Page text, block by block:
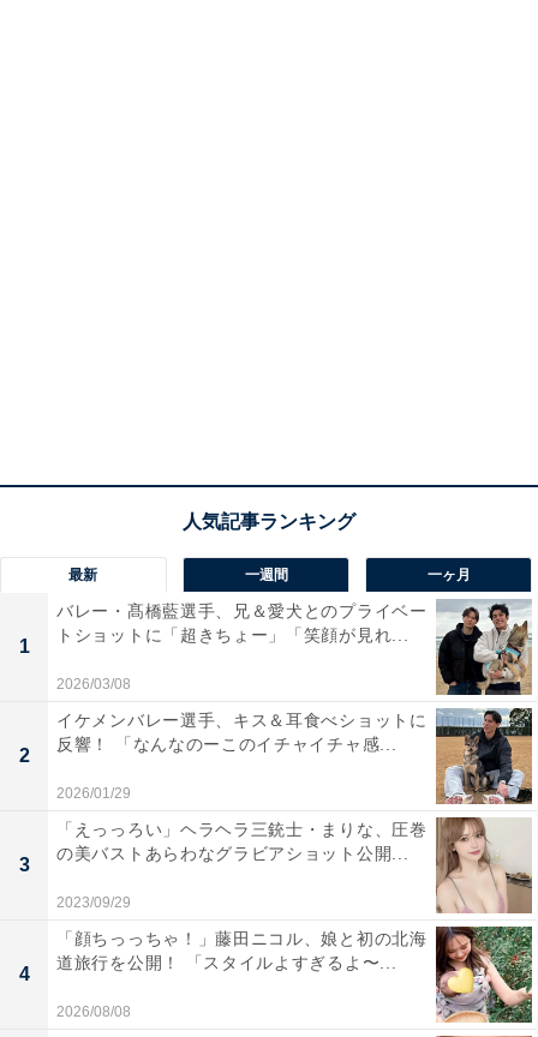
最新 一週間 一ヶ月
1
バレー・髙橋藍選手、兄＆愛犬とのプライベー
トショットに「超きちょー」「笑顔が見れ...
2026/03/08
2
イケメンバレー選手、キス＆耳食べショットに
反響！ 「なんなのーこのイチャイチャ感...
2026/01/29
3
「えっっろい」ヘラヘラ三銃士・まりな、圧巻
の美バストあらわなグラビアショット公開...
2023/09/29
4
「顔ちっっちゃ！」藤田ニコル、娘と初の北海
道旅行を公開！ 「スタイルよすぎるよ〜...
2026/08/08